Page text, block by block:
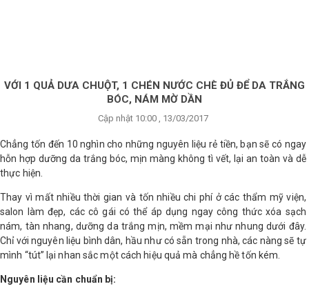
VỚI 1 QUẢ DƯA CHUỘT, 1 CHÉN NƯỚC CHÈ ĐỦ ĐỂ DA TRẮNG
BÓC, NÁM MỜ DẦN
Cập nhật 10:00 , 13/03/2017
Chẳng tốn đến 10 nghìn cho những nguyên liệu rẻ tiền, bạn sẽ có ngay
hỗn hợp dưỡng da trắng bóc, mịn màng không tì vết, lại an toàn và dễ
thực hiện.
Thay vì mất nhiều thời gian và tốn nhiều chi phí ở các thẩm mỹ viện,
salon làm đẹp, các cô gái có thể áp dụng ngay công thức xóa sạch
nám, tàn nhang, dưỡng da trắng mịn, mềm mại như nhung dưới đây.
Chỉ với nguyên liệu bình dân, hầu như có sẵn trong nhà, các nàng sẽ tự
mình “tút” lại nhan sắc một cách hiệu quả mà chẳng hề tốn kém.
Nguyên liệu cần chuẩn bị: